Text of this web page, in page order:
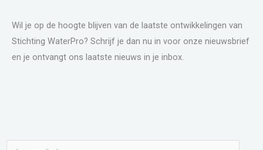
Wil je op de hoogte blijven van de laatste ontwikkelingen van
Stichting WaterPro? Schrijf je dan nu in voor onze nieuwsbrief
en je ontvangt ons laatste nieuws in je inbox.